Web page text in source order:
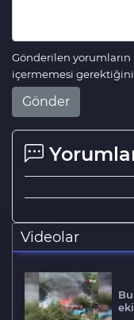
Gönderilen
içermemesi gerektiğini
Gönder
Videolar